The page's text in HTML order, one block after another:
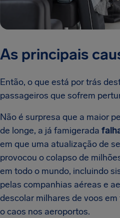
As principais
Então, o que está por trás
passageiros que sofrem
Não é surpresa que a maior
de longe, a já famigerada
em que uma atualização de
provocou o colapso de
em todo o mundo, incluindo
pelas companhias aéreas e
descolar milhares de voos
o caos nos aeroportos.